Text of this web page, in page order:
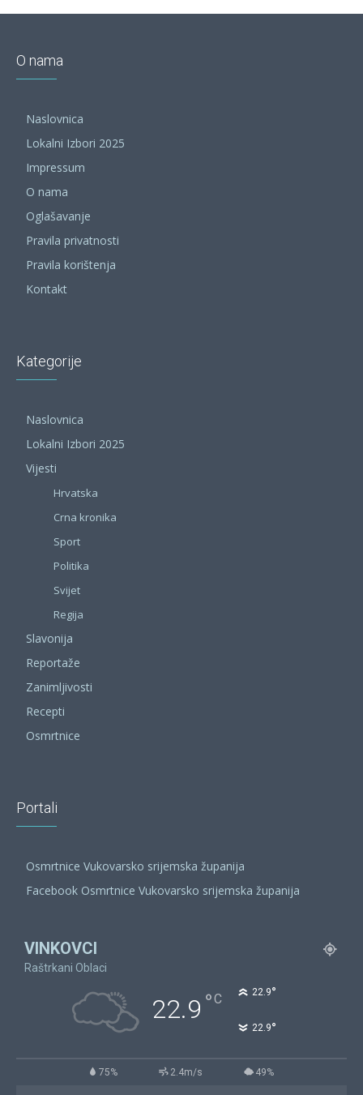
O nama
Naslovnica
Lokalni Izbori 2025
Impressum
O nama
Oglašavanje
Pravila privatnosti
Pravila korištenja
Kontakt
Kategorije
Naslovnica
Lokalni Izbori 2025
Vijesti
Hrvatska
Crna kronika
Sport
Politika
Svijet
Regija
Slavonija
Reportaže
Zanimljivosti
Recepti
Osmrtnice
Portali
Osmrtnice Vukovarsko srijemska županija
Facebook Osmrtnice Vukovarsko srijemska županija
VINKOVCI
Raštrkani Oblaci
22.9 °C 22.9°
22.9°
75% 2.4m/s 49%